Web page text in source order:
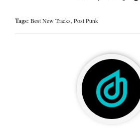
Tags: Best New Tracks, Post Punk